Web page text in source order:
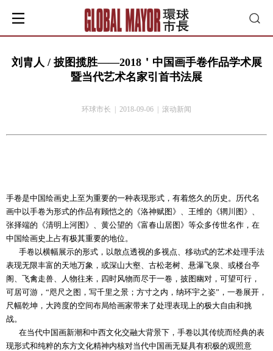
刘胄人 / 披图揽胜——2018＇中国画手卷作品学术展
暨当代艺术名家引首书法展
环球市长 | 2018-09-06 | 滚动新闻
手卷是中国绘画史上至为重要的一种表现形式，有着悠久的历史。历代名
画中以手卷为形式的作品有顾恺之的《洛神赋图》、王维的《辋川图》、
张择端的《清明上河图》、黄公望的《富春山居图》等众多传世名作，在
中国绘画史上占有极其重要的地位。
手卷以横幅展示的形式，以散点透视的多视点、移动式的艺术处理手法
表现无限丰富的天地万象，或深山大壑、古松老树、悬瀑飞泉、或楼台亭
阁、飞禽走兽、人物往来，四时风物而尽于一卷，披图幽对，可望可行，
可居可游，“咫尺之图，写千里之景；方寸之内，纳环宇之姿”，一卷展开，
尺幅乾坤，大跨度的空间布局给画家带来了处理表现上的极大自由和挑
战。
在当代中国画新潮和中西文化交融大背景下，手卷以其传统而经典的表
现形式和纯粹的东方文化精神内核对当代中国画无疑具有积极的观照意